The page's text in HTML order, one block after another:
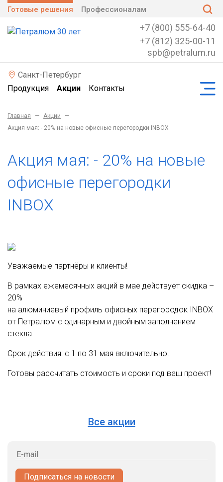
Готовые решения Профессионалам
+7 (800) 555-64-40
+7 (812) 325-00-11
spb@petralum.ru
Санкт-Петербург
Продукция
Акции Контакты
Главная — Акции
—
Акция мая: - 20% на новые офисные перегородки INBOX
Акция мая: - 20% на новые
офисные перегородки
INBOX
Уважаемые партнёры и клиенты!
В рамках ежемесячных акций в мае действует скидка –
20%
на алюминиевый профиль офисных перегородок INBOX
от Петралюм с одинарным и двойным заполнением
стекла
Срок действия: с 1 по 31 мая включительно.
Готовы рассчитать стоимость и сроки под ваш проект!
Все акции
Подписаться на новости